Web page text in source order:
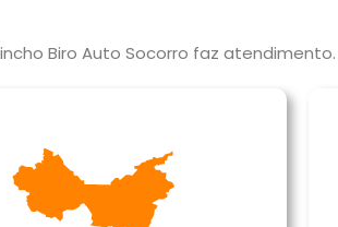
Biro Auto Socorro faz atendimento.